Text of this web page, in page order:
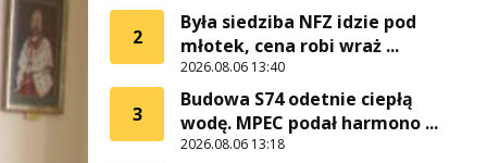
2
Była siedziba NFZ idzie pod
młotek, cena robi wraż ...
2026.08.06 13:40
3
Budowa S74 odetnie ciepłą
wodę. MPEC podał harmono ...
2026.08.06 13:18